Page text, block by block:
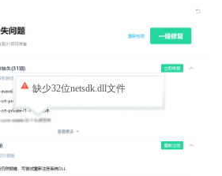
缺少32位netsdk.dll文件